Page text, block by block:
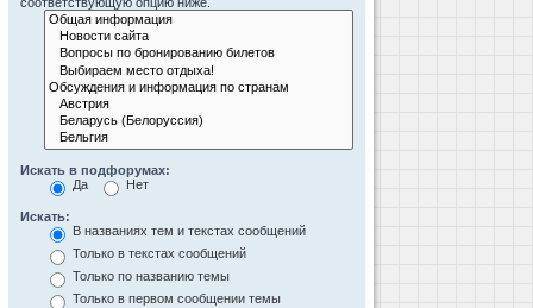
Искать в подфорумах:
Да
Нет
Искать:
В названиях тем и текстах сообщений
Только в текстах сообщений
Только по названию темы
Только в первом сообщении темы